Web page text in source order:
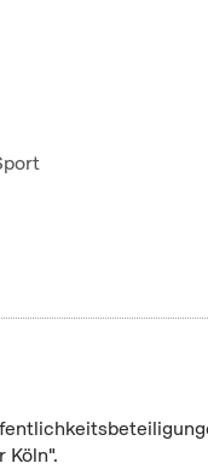
Köln".